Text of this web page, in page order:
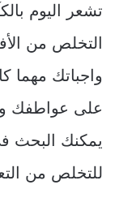
تشعر اليوم
التخلص من
واجباتك مهما
على عواطفك
يمكنك البحث
للتخلص من